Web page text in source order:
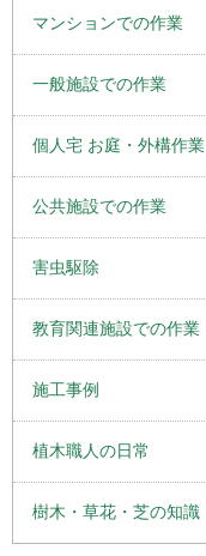
マンションでの作業
一般施設での作業
個人宅 お庭・外構作業
公共施設での作業
害虫駆除
教育関連施設での作業
施工事例
植木職人の日常
樹木・草花・芝の知識